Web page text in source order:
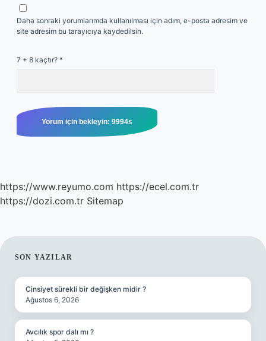
Daha sonraki yorumlarımda kullanılması için adım, e-posta adresim ve
site adresim bu tarayıcıya kaydedilsin.
7 + 8 kaçtır? *
https://www.reyumo.com https://ecel.com.tr
https://dozi.com.tr Sitemap
SIDEBAR
SON YAZILAR
Cinsiyet sürekli bir değişken midir ?
Ağustos 6, 2026
Avcılık spor dalı mı ?